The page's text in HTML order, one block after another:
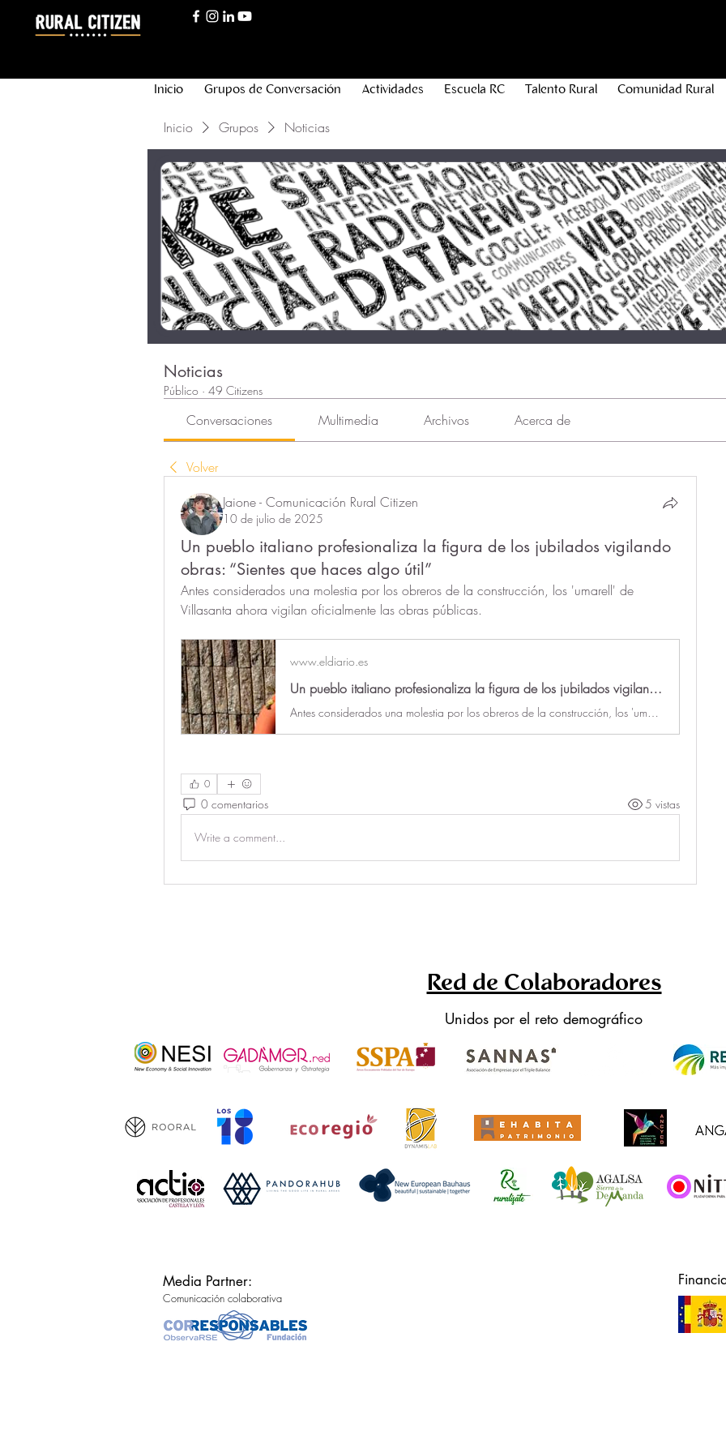
Inicio Grupos de Conversación Actividades Escuela RC Talento Rural Comunidad Rural
Inicio Grupos Noticias
Noticias
Público · 49 Citizens
Conversaciones Multimedia Archivos Acerca de
Volver
Jaione - Comunicación Rural Citizen
10 de julio de 2025
Un pueblo italiano profesionaliza la figura de los jubilados vigilando
obras: “Sientes que haces algo útil”
Antes considerados una molestia por los obreros de la construcción, los 'umarell' de
Villasanta ahora vigilan oficialmente las obras públicas.
www.eldiario.es
Un pueblo italiano profesionaliza la figura de los jubilados vigilando obras: "Sientes que haces algo útil"
0
0 comentarios 5 vistas
Write a comment...
Red de Colaboradores
Unidos por el reto demográfico
Media Partner:
Comunicación colaborativa